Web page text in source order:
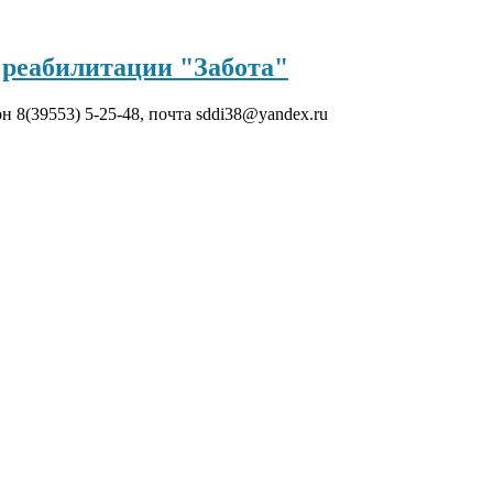
"Забота"
8(39553) 5-25-48, почта sddi38@yandex.ru